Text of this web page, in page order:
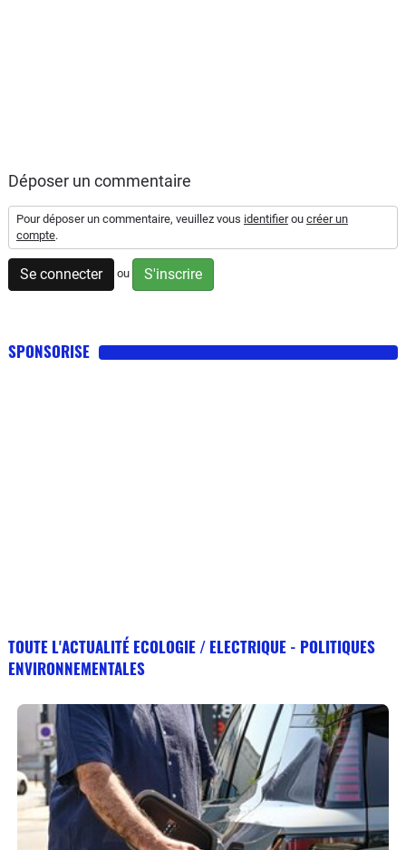
Déposer un commentaire
Pour déposer un commentaire, veuillez vous identifierou créer un
compte.
Se connecter ou S'inscrire
SPONSORISE
TOUTE L'ACTUALITÉ ECOLOGIE / ELECTRIQUE - POLITIQUES
ENVIRONNEMENTALES